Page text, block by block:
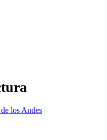
los Andes